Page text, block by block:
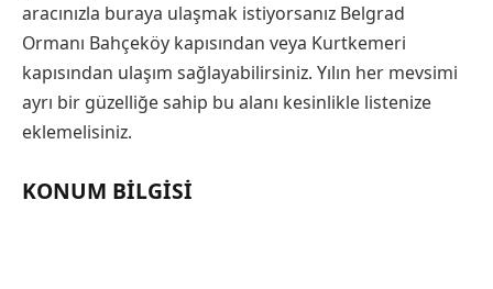
aracınızla buraya ulaşmak istiyorsanız Belgrad
Ormanı Bahçeköy kapısından veya Kurtkemeri
kapısından ulaşım sağlayabilirsiniz. Yılın her mevsimi
ayrı bir güzelliğe sahip bu alanı kesinlikle listenize
eklemelisiniz.
KONUM BILGISI